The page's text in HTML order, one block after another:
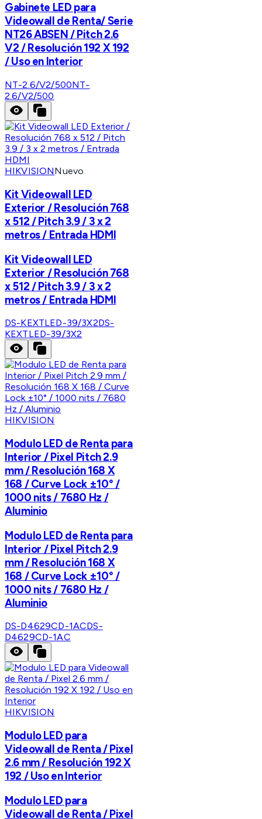
Gabinete LED para
Videowall de Renta/ Serie
NT26 ABSEN / Pitch 2.6
V2 / Resolución 192 X 192
/ Uso en Interior
NT-2.6/V2/500NT-
2.6/V2/500
HIKVISIONNuevo
Kit Videowall LED
Exterior / Resolución 768
x 512 / Pitch 3.9 / 3 x 2
metros / Entrada HDMI
Kit Videowall LED
Exterior / Resolución 768
x 512 / Pitch 3.9 / 3 x 2
metros / Entrada HDMI
DS-KEXTLED-39/3X2DS-
KEXTLED-39/3X2
HIKVISION
Modulo LED de Renta para
Interior / Pixel Pitch 2.9
mm / Resolución 168 X
168 / Curve Lock ±10° /
1000 nits / 7680 Hz /
Aluminio
Modulo LED de Renta para
Interior / Pixel Pitch 2.9
mm / Resolución 168 X
168 / Curve Lock ±10° /
1000 nits / 7680 Hz /
Aluminio
DS-D4629CD-1ACDS-
D4629CD-1AC
HIKVISION
Modulo LED para
Videowall de Renta / Pixel
2.6 mm / Resolución 192 X
192 / Uso en Interior
Modulo LED para
Videowall de Renta / Pixel